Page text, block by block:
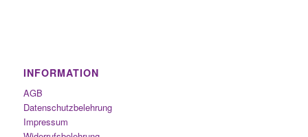
INFORMATION
AGB
Datenschutzbelehrung
Impressum